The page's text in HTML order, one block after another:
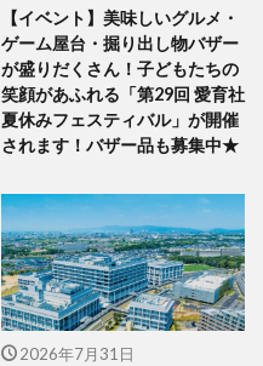
【イベント】美味しいグルメ・
ゲーム屋台・掘り出し物バザー
が盛りだくさん！子どもたちの
笑顔があふれる「第29回 愛育社
夏休みフェスティバル」が開催
されます！バザー品も募集中★
2026年7月31日